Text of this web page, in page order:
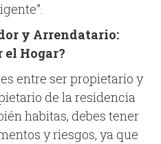
y Arrendatario:
el Hogar?
entre ser propietario y
de la residencia
habitas, debes tener
y riesgos, ya que